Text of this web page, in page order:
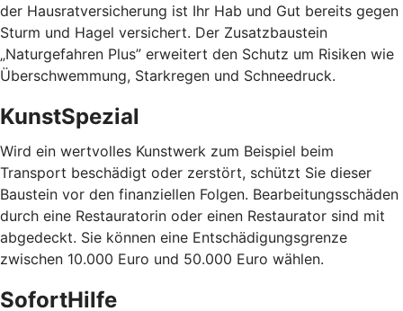
der Hausratversicherung ist Ihr Hab und Gut bereits gegen
Sturm und Hagel versichert. Der Zusatzbaustein
„Naturgefahren Plus” erweitert den Schutz um Risiken wie
Überschwemmung, Starkregen und Schneedruck.
KunstSpezial
Wird ein wertvolles Kunstwerk zum Beispiel beim
Transport beschädigt oder zerstört, schützt Sie dieser
Baustein vor den finanziellen Folgen. Bearbeitungsschäden
durch eine Restauratorin oder einen Restaurator sind mit
abgedeckt. Sie können eine Entschädigungsgrenze
zwischen 10.000 Euro und 50.000 Euro wählen.
SofortHilfe